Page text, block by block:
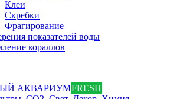
Клеи
Скребки
Фрагирование
показателей воды
кораллов
АКВАРИУМFRESH